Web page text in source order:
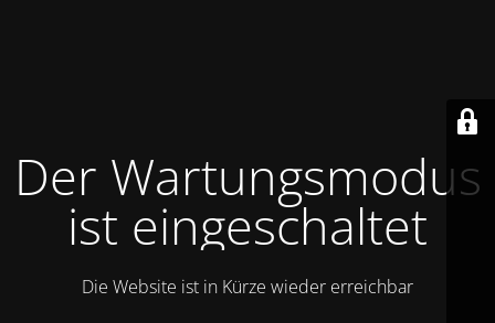
Der Wartungsmodus
ist eingeschaltet
Die Website ist in Kürze wieder erreichbar